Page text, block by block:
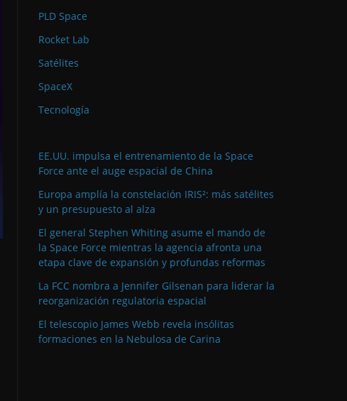
PLD Space
Rocket Lab
Satélites
SpaceX
Tecnología
EE.UU. impulsa el entrenamiento de la Space
Force ante el auge espacial de China
Europa amplía la constelación IRIS²: más satélites
y un presupuesto al alza
El general Stephen Whiting asume el mando de
la Space Force mientras la agencia afronta una
etapa clave de expansión y profundas reformas
La FCC nombra a Jennifer Gilsenan para liderar la
reorganización regulatoria espacial
El telescopio James Webb revela insólitas
formaciones en la Nebulosa de Carina